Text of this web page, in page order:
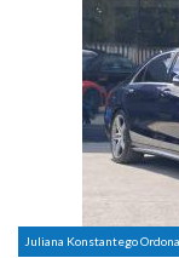
Juliana Konstantego